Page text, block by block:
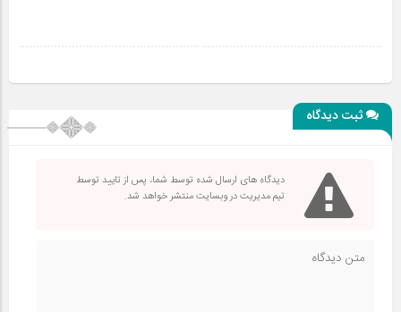
ثبت دیدگاه
دیدگاه های ارسال شده توسط شما، پس از تایید توسط
تیم مدیریت در وبسایت منتشر خواهد شد.